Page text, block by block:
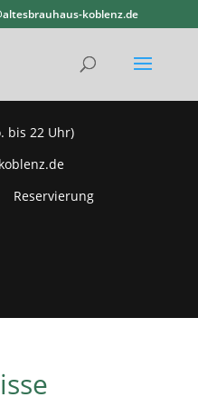
koblenz.de
bis 22 Uhr)
Reservierung